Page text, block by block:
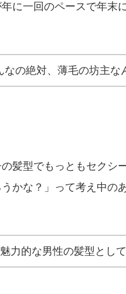
に一回のペースで年末
なの絶対、薄毛の坊主
の髪型でもっともセク
かな？」って考え中の
力的な男性の髪型とし